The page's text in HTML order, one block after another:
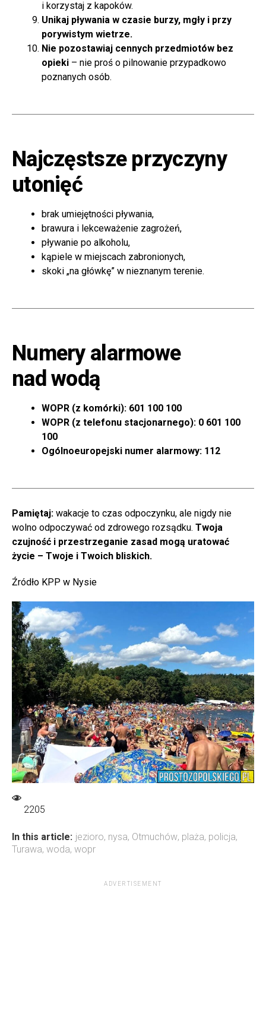
i korzystaj z kapoków.
Unikaj pływania w czasie burzy, mgły i przy
porywistym wietrze.
Nie pozostawiaj cennych przedmiotów bez
opieki – nie proś o pilnowanie przypadkowo
poznanych osób.
Najczęstsze przyczyny
utonięć
brak umiejętności pływania,
brawura i lekceważenie zagrożeń,
pływanie po alkoholu,
kąpiele w miejscach zabronionych,
skoki „na główkę” w nieznanym terenie.
Numery alarmowe
nad wodą
WOPR (z komórki): 601 100 100
WOPR (z telefonu stacjonarnego): 0 601 100
100
Ogólnoeuropejski numer alarmowy: 112
Pamiętaj: wakacje to czas odpoczynku, ale nigdy nie
wolno odpoczywać od zdrowego rozsądku. Twoja
czujność i przestrzeganie zasad mogą uratować
życie – Twoje i Twoich bliskich.
Źródło KPP w Nysie
2205
In this article: jezioro, nysa, Otmuchów, plaża, policja,
Turawa, woda, wopr
ADVERTISEMENT